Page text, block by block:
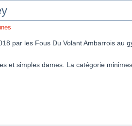
par les Fous Du Volant Ambarrois au
et simples dames. La catégorie